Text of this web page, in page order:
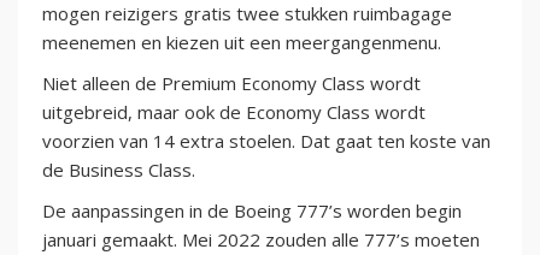
mogen reizigers gratis twee stukken ruimbagage
meenemen en kiezen uit een meergangenmenu.
Niet alleen de Premium Economy Class wordt
uitgebreid, maar ook de Economy Class wordt
voorzien van 14 extra stoelen. Dat gaat ten koste van
de Business Class.
De aanpassingen in de Boeing 777’s worden begin
januari gemaakt. Mei 2022 zouden alle 777’s moeten